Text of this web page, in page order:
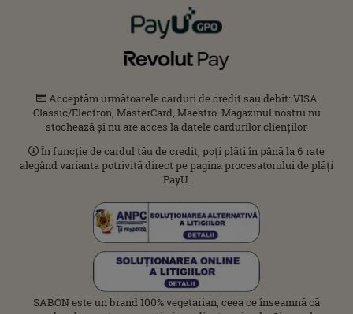
Acceptăm următoarele carduri de credit sau debit: VISA
Classic/Electron, MasterCard, Maestro. Magazinul nostru nu
stochează și nu are acces la datele cardurilor clienților.
În funcție de cardul tău de credit, poți plăti în până la 6 rate
alegând varianta potrivită direct pe pagina procesatorului de plăți
PayU.
SABON este un brand 100% vegetarian, ceea ce înseamnă că